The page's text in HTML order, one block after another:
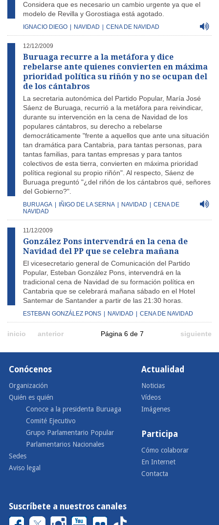
Considera que es necesario un cambio urgente ya que el
modelo de Revilla y Gorostiaga está agotado.
IGNACIO DIEGO NAVIDAD CENA DE NAVIDAD
12/12/2009
Buruaga recurre a la metáfora y dice
rebelarse ante quienes convierten en máxima
prioridad política su riñón y no se ocupan del
de los cántabros
La secretaria autonómica del Partido Popular, María José
Sáenz de Buruaga, recurrió a la metáfora para reivindicar,
durante su intervención en la cena de Navidad de los
populares cántabros, su derecho a rebelarse
democráticamente "frente a aquellos que ante una situación
tan dramática para Cantabria, para tantas personas, para
tantas familias, para tantas empresas y para tantos
colectivos de esta tierra, convierten en máxima prioridad
política regional su propio riñón". Al respecto, Sáenz de
Buruaga preguntó "¿del riñón de los cántabros qué, señores
del Gobierno?".
BURUAGA IÑIGO DE LA SERNA NAVIDAD
CENA DE
NAVIDAD
11/12/2009
González Pons intervendrá en la cena de
Navidad del PP que se celebra mañana
El vicesecretario general de Comunicación del Partido
Popular, Esteban González Pons, intervendrá en la
tradicional cena de Navidad de su formación política en
Cantabria que se celebrará mañana sábado en el Hotel
Santemar de Santander a partir de las 21:30 horas.
ESTEBAN GONZÁLEZ PONS NAVIDAD CENA DE NAVIDAD
inicio anterior Página 6 de 7 siguiente
Conócenos
Organización
Quién es quién
Conoce a la presidenta Buruaga
Comité Ejecutivo
Grupo Parlamentario Popular
Parlamentarios Nacionales
Sedes
Aviso legal
Actualidad
Noticias
Vídeos
Imágenes
Participa
Cómo colaborar
En Internet
Contacta
Suscríbete a nuestros canales